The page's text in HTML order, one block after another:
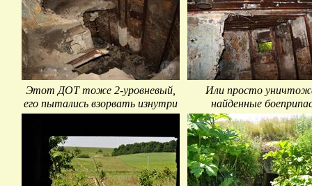
Этот ДОТ тоже 2-уровневый,
его пытались взорвать изнутри
Или просто
найденные